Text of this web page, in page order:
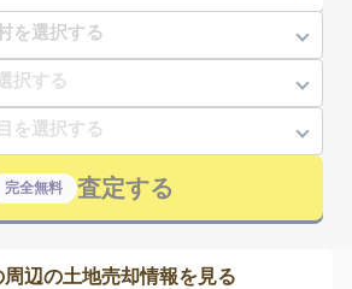
完全無料 査定する
辺の土地売却情報を見る